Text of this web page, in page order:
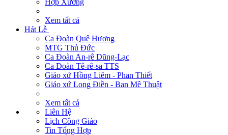
Hợp Xướng
Xem tất cả
Hát Lễ
Ca Đoàn Quê Hương
MTG Thủ Đức
Ca Đoàn An-rê Dũng-Lạc
Ca Đoàn Tê-rê-sa TTS
Giáo xứ Hồng Liêm - Phan Thiết
Giáo xứ Long Điền - Ban Mê Thuật
Xem tất cả
Liên Hệ
Lịch Công Giáo
Tin Tổng Hợp